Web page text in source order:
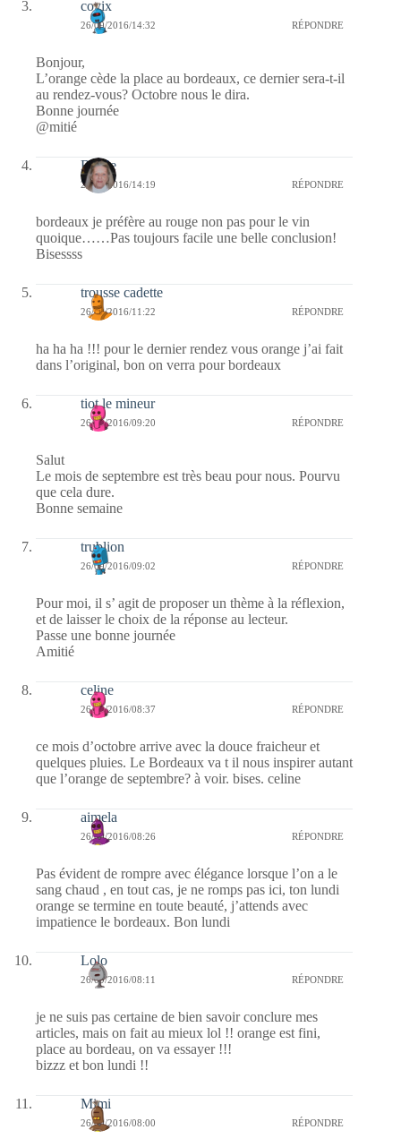
covix
26/09/2016/14:32 RÉPONDRE
Bonjour,
L’orange cède la place au bordeaux, ce dernier sera-t-il
au rendez-vous? Octobre nous le dira.
Bonne journée
@mitié
Renee
26/09/2016/14:19 RÉPONDRE
bordeaux je préfère au rouge non pas pour le vin
quoique……Pas toujours facile une belle conclusion!
Bisessss
trousse cadette
26/09/2016/11:22 RÉPONDRE
ha ha ha !!! pour le dernier rendez vous orange j’ai fait
dans l’original, bon on verra pour bordeaux
tiot le mineur
26/09/2016/09:20 RÉPONDRE
Salut
Le mois de septembre est très beau pour nous. Pourvu
que cela dure.
Bonne semaine
trublion
26/09/2016/09:02 RÉPONDRE
Pour moi, il s’ agit de proposer un thème à la réflexion,
et de laisser le choix de la réponse au lecteur.
Passe une bonne journée
Amitié
celine
26/09/2016/08:37 RÉPONDRE
ce mois d’octobre arrive avec la douce fraicheur et
quelques pluies. Le Bordeaux va t il nous inspirer autant
que l’orange de septembre? à voir. bises. celine
aimela
26/09/2016/08:26 RÉPONDRE
Pas évident de rompre avec élégance lorsque l’on a le
sang chaud , en tout cas, je ne romps pas ici, ton lundi
orange se termine en toute beauté, j’attends avec
impatience le bordeaux. Bon lundi
Lolo
26/09/2016/08:11 RÉPONDRE
je ne suis pas certaine de bien savoir conclure mes
articles, mais on fait au mieux lol !! orange est fini,
place au bordeau, on va essayer !!!
bizzz et bon lundi !!
Mimi
26/09/2016/08:00 RÉPONDRE